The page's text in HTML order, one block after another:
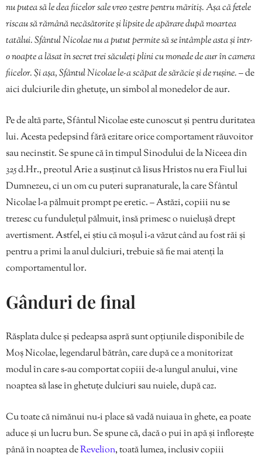
nu putea să le dea fiicelor sale vreo zestre pentru măritiș. Așa că fetele
riscau să rămână necăsătorite și lipsite de apărare după moartea
tatălui. Sfântul Nicolae nu a putut permite să se întâmple asta și într-
o noapte a lăsat în secret trei săculeți plini cu monede de aur în camera
fiicelor. Și așa, Sfântul Nicolae le-a scăpat de sărăcie și de rușine.– de
aici dulciurile din ghetuțe, un simbol al monedelor de aur.
Pe de altă parte, Sfântul Nicolae este cunoscut și pentru duritatea
lui. Acesta pedepsind fără ezitare orice comportament răuvoitor
sau necinstit. Se spune că în timpul Sinodului de la Niceea din
325 d.Hr., preotul Arie a susținut că Iisus Hristos nu era Fiul lui
Dumnezeu, ci un om cu puteri supranaturale, la care Sfântul
Nicolae l-a pălmuit prompt pe eretic. – Astăzi, copiii nu se
trezesc cu fundulețul pălmuit, însă primesc o nuielușă drept
avertisment. Astfel, ei știu că moșul i-a văzut când au fost răi și
pentru a primi la anul dulciuri, trebuie să fie mai atenți la
comportamentul lor.
Gânduri de final
Răsplata dulce și pedeapsa aspră sunt opțiunile disponibile de
Moș Nicolae, legendarul bătrân, care după ce a monitorizat
modul în care s-au comportat copiii de-a lungul anului, vine
noaptea să lase în ghetuțe dulciuri sau nuiele, după caz.
Cu toate că nimănui nu-i place să vadă nuiaua în ghete, ea poate
aduce și un lucru bun. Se spune că, dacă o pui în apă și înflorește
până în noaptea deRevelion, toată lumea, inclusiv copiii